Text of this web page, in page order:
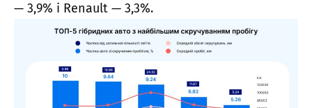
— 3,9% і Renault — 3,3%.